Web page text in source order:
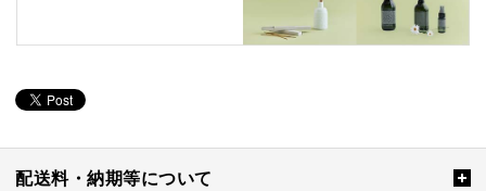
配送料・納期等について